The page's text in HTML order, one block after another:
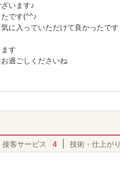
います♪
です(^^♪
入っていただけて良かったです
す
過ごしくださいね
接客サービス 4 技術・仕上がり